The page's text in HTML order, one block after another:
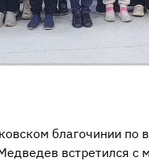
благочинии по
встретился с